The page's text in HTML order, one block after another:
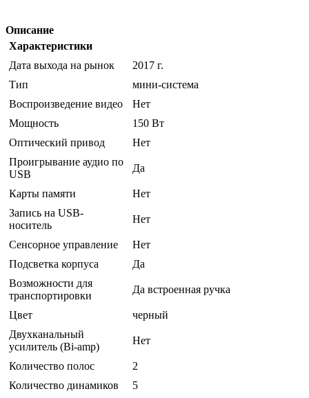
Описание
Характеристики
Дата выхода на рынок
2017 г.
Тип
мини-система
Воспроизведение видео
Нет
Мощность
150 Вт
Оптический привод
Нет
Проигрывание аудио по
USB
Да
Карты памяти
Нет
Запись на USB-
носитель
Нет
Сенсорное управление
Нет
Подсветка корпуса
Да
Возможности для
транспортировки
Да встроенная ручка
Цвет
черный
Двухканальный
усилитель (Bi-amp)
Нет
Количество полос
2
Количество динамиков
5